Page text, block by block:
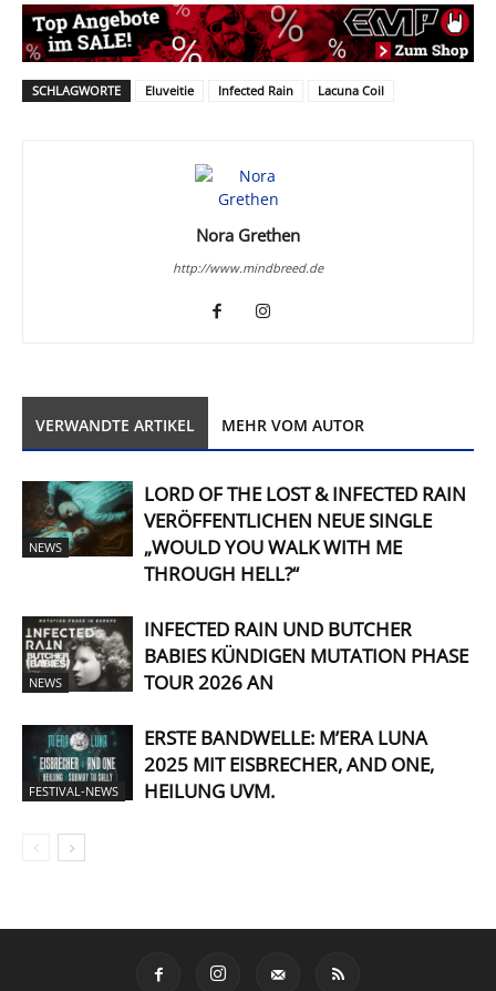
SCHLAGWORTE Eluveitie Infected Rain Lacuna Coil
Nora Grethen
http://www.mindbreed.de
VERWANDTE ARTIKEL MEHR VOM AUTOR
NEWS
LORD OF THE LOST & INFECTED RAIN
VERÖFFENTLICHEN NEUE SINGLE
„WOULD YOU WALK WITH ME
THROUGH HELL?“
NEWS
INFECTED RAIN UND BUTCHER
BABIES KÜNDIGEN MUTATION PHASE
TOUR 2026 AN
FESTIVAL-NEWS
ERSTE BANDWELLE: M’ERA LUNA
2025 MIT EISBRECHER, AND ONE,
HEILUNG UVM.